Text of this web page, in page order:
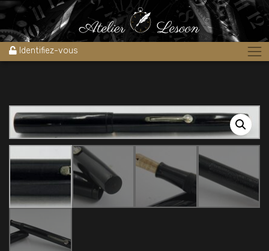
Identifiez-vous
Accueil » Boutique Stylos » Stylos plume
plume WATERMAN 54
ébonite noire lisse 1920’s plume Stub